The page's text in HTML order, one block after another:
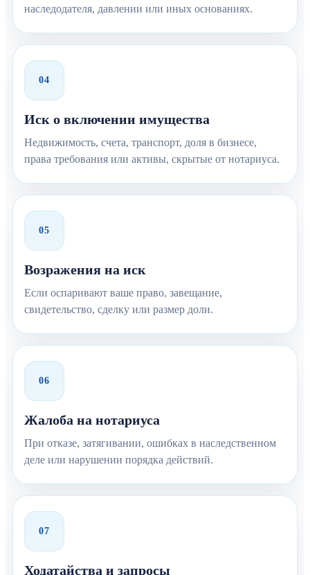
наследодателя, давлении или иных основаниях.
04
Иск о включении имущества
Недвижимость, счета, транспорт, доля в бизнесе,
права требования или активы, скрытые от нотариуса.
05
Возражения на иск
Если оспаривают ваше право, завещание,
свидетельство, сделку или размер доли.
06
Жалоба на нотариуса
При отказе, затягивании, ошибках в наследственном
деле или нарушении порядка действий.
07
Ходатайства и запросы